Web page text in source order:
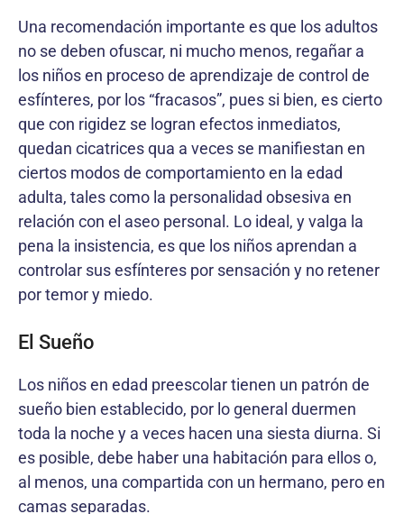
Una recomendación importante es que los adultos
no se deben ofuscar, ni mucho menos, regañar a
los niños en proceso de aprendizaje de control de
esfínteres, por los “fracasos”, pues si bien, es cierto
que con rigidez se logran efectos inmediatos,
quedan cicatrices qua a veces se manifiestan en
ciertos modos de comportamiento en la edad
adulta, tales como la personalidad obsesiva en
relación con el aseo personal. Lo ideal, y valga la
pena la insistencia, es que los niños aprendan a
controlar sus esfínteres por sensación y no retener
por temor y miedo.
El Sueño
Los niños en edad preescolar tienen un patrón de
sueño bien establecido, por lo general duermen
toda la noche y a veces hacen una siesta diurna. Si
es posible, debe haber una habitación para ellos o,
al menos, una compartida con un hermano, pero en
camas separadas.